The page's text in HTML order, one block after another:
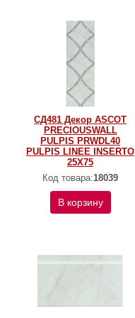
СД481 Декор ASCOT
PRECIOUSWALL
PULPIS PRWDL40
PULPIS LINEE INSERTO
25X75
Код товара:18039
В корзину